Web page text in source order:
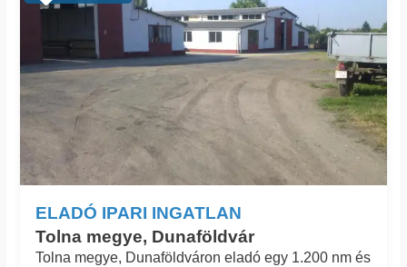
ELADÓ IPARI INGATLAN
Tolna megye, Dunaföldvár
Tolna megye, Dunaföldváron eladó egy 1.200 nm és